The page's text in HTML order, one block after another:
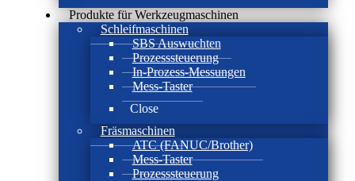
Produkte für Werkzeugmaschinen
Schleifmaschinen
SBS Auswuchten
Prozesssteuerung
In-Prozess-Messungen
Mess-Taster
Close
Fräsmaschinen
ATC (FANUC/Brother)
Mess-Taster
Prozesssteuerung